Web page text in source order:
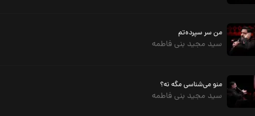
من سر سپرده‌تم
سید مجید بنی فاطمه
منو می‌شناسی مگه نه؟
سید مجید بنی فاطمه